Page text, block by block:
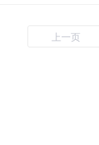
上一页